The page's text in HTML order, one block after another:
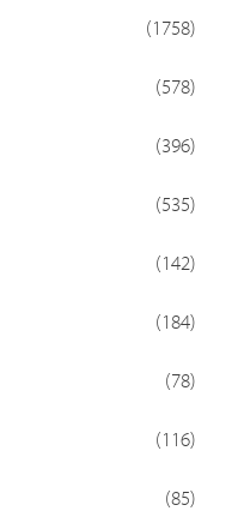
(1758)
(578)
(396)
(535)
(142)
(184)
(78)
(116)
(85)